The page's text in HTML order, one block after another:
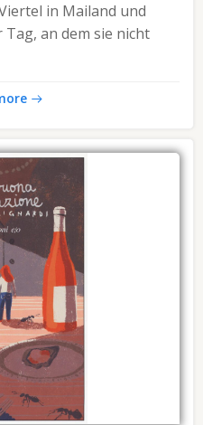
in Mailand und
an dem sie nicht